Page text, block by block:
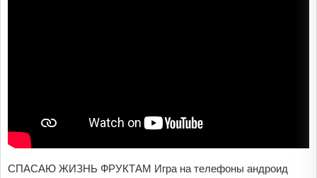
СПАСАЮ ЖИЗНЬ ФРУКТАМ Игра на телефоны андроид